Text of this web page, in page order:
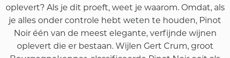
oplevert? Als je dit proeft, weet je waarom. Omdat, als
je alles onder controle hebt weten te houden, Pinot
Noir één van de meest elegante, verfijnde wijnen
oplevert die er bestaan. Wijlen Gert Crum, groot